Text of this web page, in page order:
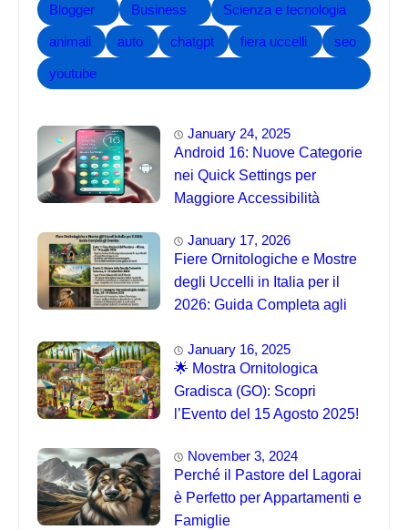
Blogger Business Scienza e tecnologia
animali auto chatgpt fiera uccelli seo
youtube
January 24, 2025
Android 16: Nuove Categorie
nei Quick Settings per
Maggiore Accessibilità
January 17, 2026
Fiere Ornitologiche e Mostre
degli Uccelli in Italia per il
2026: Guida Completa agli
January 16, 2025
🌟 Mostra Ornitologica
Gradisca (GO): Scopri
l’Evento del 15 Agosto 2025!
November 3, 2024
Perché il Pastore del Lagorai
è Perfetto per Appartamenti e
Famiglie